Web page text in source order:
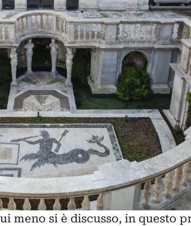
meno si è discusso, in questo